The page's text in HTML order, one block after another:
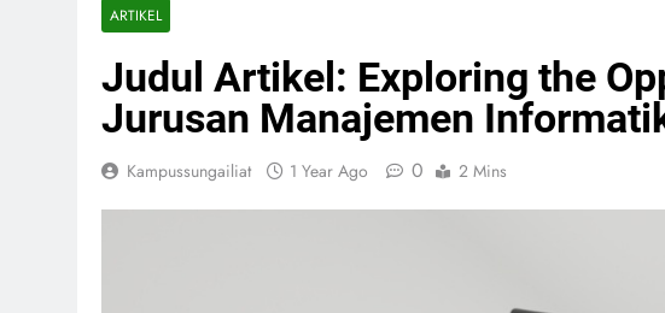
ARTIKEL
Judul Artikel: Exploring the
Jurusan Manajemen
Kampussungailiat 1 Year Ago 0 2 Mins